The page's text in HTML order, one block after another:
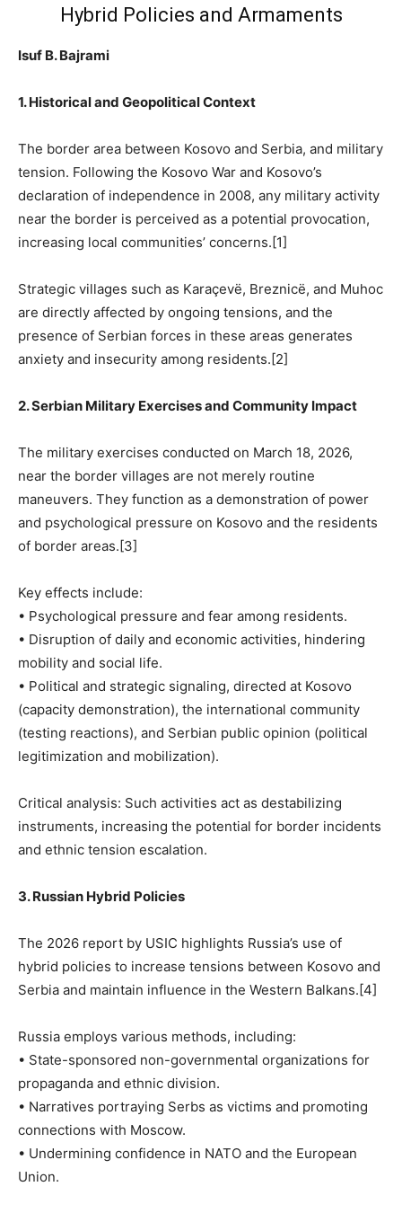
Hybrid Policies and Armaments
Isuf B. Bajrami
1. Historical and Geopolitical Context
The border area between Kosovo and Serbia, and military
tension. Following the Kosovo War and Kosovo’s
declaration of independence in 2008, any military activity
near the border is perceived as a potential provocation,
increasing local communities’ concerns.[1]
Strategic villages such as Karaçevë, Breznicë, and Muhoc
are directly affected by ongoing tensions, and the
presence of Serbian forces in these areas generates
anxiety and insecurity among residents.[2]
2. Serbian Military Exercises and Community Impact
The military exercises conducted on March 18, 2026,
near the border villages are not merely routine
maneuvers. They function as a demonstration of power
and psychological pressure on Kosovo and the residents
of border areas.[3]
Key effects include:
• Psychological pressure and fear among residents.
• Disruption of daily and economic activities, hindering
mobility and social life.
• Political and strategic signaling, directed at Kosovo
(capacity demonstration), the international community
(testing reactions), and Serbian public opinion (political
legitimization and mobilization).
Critical analysis: Such activities act as destabilizing
instruments, increasing the potential for border incidents
and ethnic tension escalation.
3. Russian Hybrid Policies
The 2026 report by USIC highlights Russia’s use of
hybrid policies to increase tensions between Kosovo and
Serbia and maintain influence in the Western Balkans.[4]
Russia employs various methods, including:
• State-sponsored non-governmental organizations for
propaganda and ethnic division.
• Narratives portraying Serbs as victims and promoting
connections with Moscow.
• Undermining confidence in NATO and the European
Union.